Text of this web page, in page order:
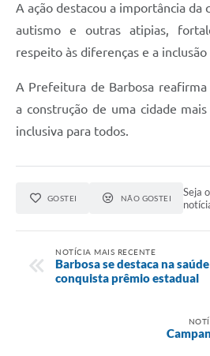
A ação destacou a importância da
autismo e outras atipias,
respeito às diferenças e a inclusão
A Prefeitura de Barbosa reafirma
a construção de uma cidade
inclusiva para todos.
GOSTEI NÃO GOSTEI
Seja
NOTÍCIA MAIS RECENTE
Barbosa se destaca na
conquista prêmio estadual